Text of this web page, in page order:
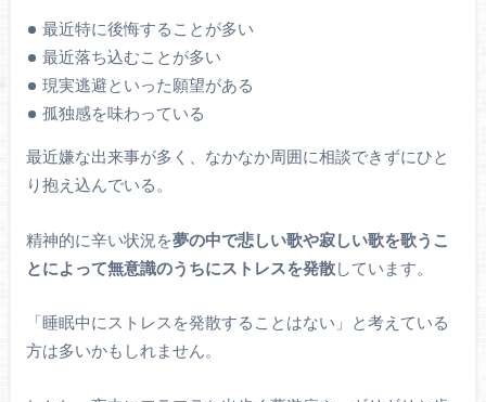
最近特に後悔することが多い
最近落ち込むことが多い
現実逃避といった願望がある
孤独感を味わっている
最近嫌な出来事が多く、なかなか周囲に相談できずにひと
り抱え込んでいる。
精神的に辛い状況を夢の中で悲しい歌や寂しい歌を歌うこ
とによって無意識のうちにストレスを発散しています。
「睡眠中にストレスを発散することはない」と考えている
方は多いかもしれません。